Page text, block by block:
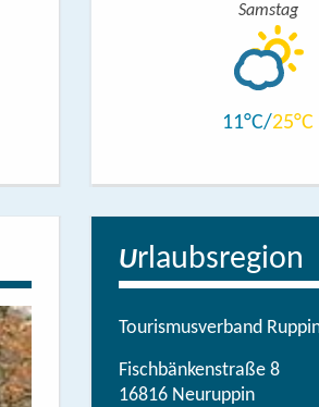
Samstag
11 25
Urlaubsregion
Tourismusverband
Fischbänkenstraße 8
16816 Neuruppin